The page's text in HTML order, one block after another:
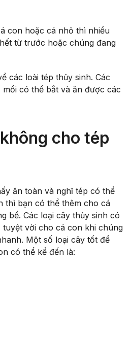
con hoặc cá nhỏ thì nhiều
từ trước hoặc chúng đang
các loài tép thủy sinh. Các
có thể bắt và ăn được các
cho tép
ăn toàn và nghĩ tép có thể
thì bạn có thể thêm cho cá
bể. Các loại cây thủy sinh có
vời cho cá con khi chúng
Một số loại cây tốt để
có thể kể đến là: